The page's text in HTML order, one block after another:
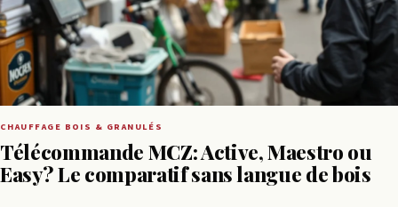
CHAUFFAGE BOIS & GRANULÉS
Télécommande MCZ: Active, Maestro ou
Easy? Le comparatif sans langue de bois